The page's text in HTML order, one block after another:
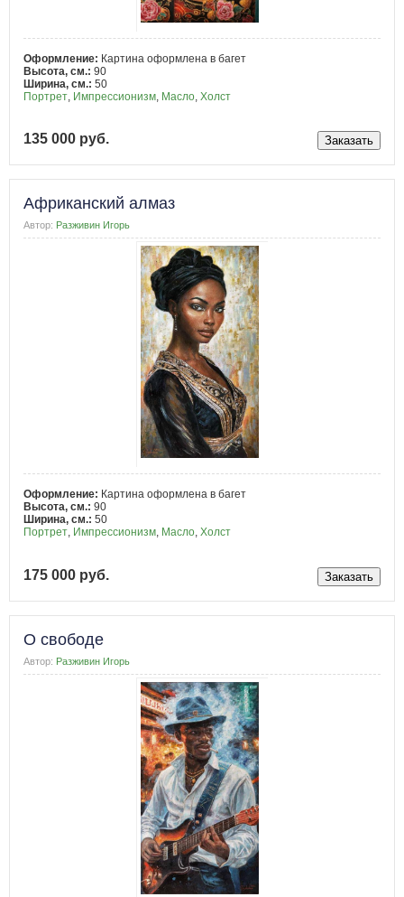
Оформление: Картина оформлена в багет
Высота, см.: 90
Ширина, см.: 50
Портрет Импрессионизм Масло Холст
135 000 руб.
Африканский алмаз
Автор: Разживин Игорь
Оформление: Картина оформлена в багет
Высота, см.: 90
Ширина, см.: 50
Портрет, Импрессионизм, Масло, Холст
175 000 руб.
О свободе
Автор: Разживин Игорь